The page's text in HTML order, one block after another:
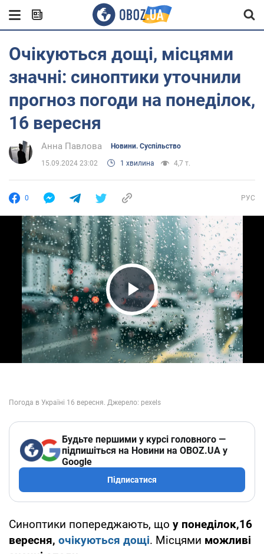
Очікуються дощі, місцями
значні: синоптики уточнили
прогноз погоди на понеділок,
16 вересня
Анна Павлова Новини. Суспільство
15.09.2024 23:02 1 хвилина 4,7 т.
0 РУС
Play Video
Будьте першими у курсі головного —
підпишіться на Новини на OBOZ.UA у
Google
Підписатися
Синоптики попереджають, що у понеділок,16
вересня, очікуються дощі. Місцями можливі